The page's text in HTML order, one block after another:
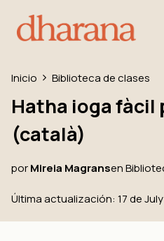
Inicio Biblioteca de clases
Hatha ioga fàcil
(català)
porMireia Magransen
Última actualización: 17 de